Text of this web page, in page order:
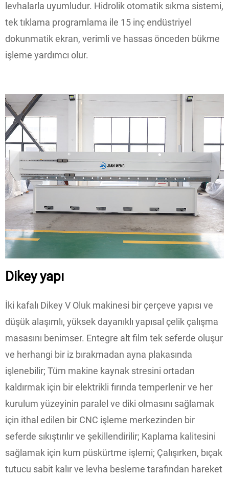
levhalarla uyumludur. Hidrolik otomatik sıkma sistemi,
tek tıklama programlama ile 15 inç endüstriyel
dokunmatik ekran, verimli ve hassas önceden bükme
işleme yardımcı olur.
Dikey yapı
İki kafalı Dikey V Oluk makinesi bir çerçeve yapısı ve
düşük alaşımlı, yüksek dayanıklı yapısal çelik çalışma
masasını benimser. Entegre alt film tek seferde oluşur
ve herhangi bir iz bırakmadan ayna plakasında
işlenebilir; Tüm makine kaynak stresini ortadan
kaldırmak için bir elektrikli fırında temperlenir ve her
kurulum yüzeyinin paralel ve diki olmasını sağlamak
için ithal edilen bir CNC işleme merkezinden bir
seferde sıkıştırılır ve şekillendirilir; Kaplama kalitesini
sağlamak için kum püskürtme işlemi; Çalışırken, bıçak
tutucu sabit kalır ve levha besleme tarafından hareket